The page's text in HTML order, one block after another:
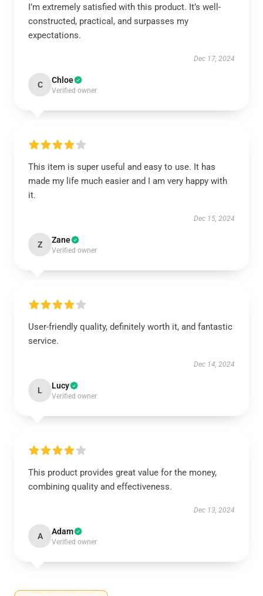
I’m extremely satisfied with this product. It’s well-
constructed, practical, and surpasses my
expectations.
Dec 17, 2024
C Chloe
Verified owner
This item is super useful and easy to use. It has
made my life much easier and I am very happy with
it.
Dec 15, 2024
Z Zane
Verified owner
User-friendly quality, definitely worth it, and fantastic
service.
Dec 14, 2024
L Lucy
Verified owner
This product provides great value for the money,
combining quality and effectiveness.
Dec 13, 2024
A Adam
Verified owner